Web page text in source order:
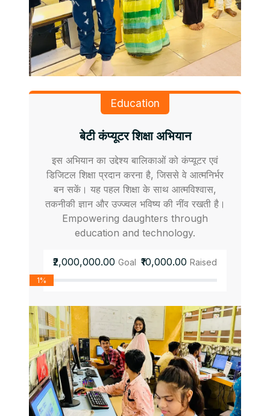
Education
बेटी कंप्यूटर शिक्षा अभियान
इस अभियान का उद्देश्य बालिकाओं को कंप्यूटर एवं
डिजिटल शिक्षा प्रदान करना है, जिससे वे आत्मनिर्भर
बन सकें। यह पहल शिक्षा के साथ आत्मविश्वास,
तकनीकी ज्ञान और उज्ज्वल भविष्य की नींव रखती है।
Empowering daughters through
education and technology.
₹2,000,000.00 Goal ₹10,000.00 Raised
1%